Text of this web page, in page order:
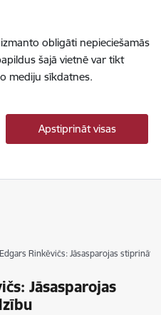
obligāti nepieciešamās
šajā vietnē var tikt
mediju sīkdatnes.
Apstiprināt visas
Rinkēvičs: Jāsasparojas stiprināt
Jāsasparojas